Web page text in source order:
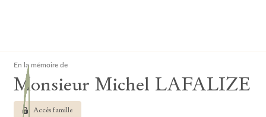
En la mémoire de
Monsieur Michel LAFALIZE
Accès famille